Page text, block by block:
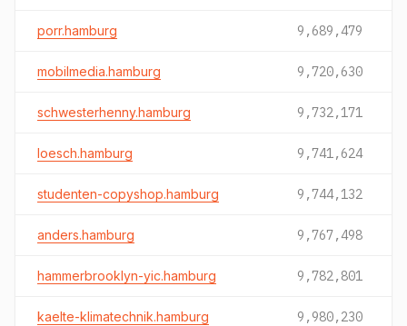
porr.hamburg 9,689,479
mobilmedia.hamburg 9,720,630
schwesterhenny.hamburg 9,732,171
loesch.hamburg 9,741,624
studenten-copyshop.hamburg 9,744,132
anders.hamburg 9,767,498
hammerbrooklyn-yic.hamburg 9,782,801
kaelte-klimatechnik.hamburg 9,980,230